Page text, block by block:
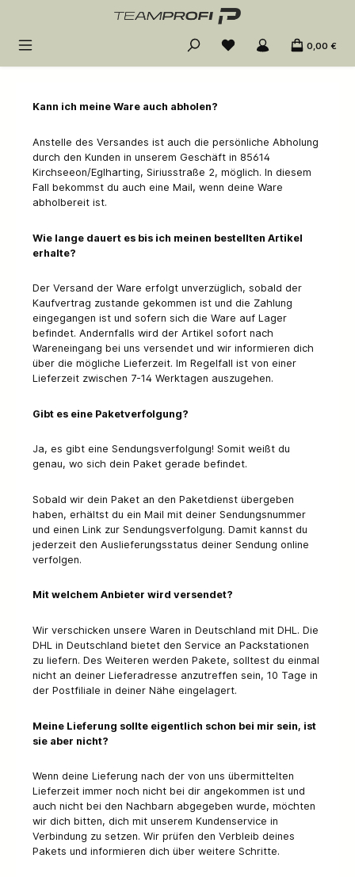
Zum Hauptinhalt springen
0,00 €
Kann ich meine Ware auch abholen?
Anstelle des Versandes ist auch die persönliche Abholung
durch den Kunden in unserem Geschäft in 85614
Kirchseeon/Eglharting, Siriusstraße 2, möglich. In diesem
Fall bekommst du auch eine Mail, wenn deine Ware
abholbereit ist.
Wie lange dauert es bis ich meinen bestellten Artikel
erhalte?
Der Versand der Ware erfolgt unverzüglich, sobald der
Kaufvertrag zustande gekommen ist und die Zahlung
eingegangen ist und sofern sich die Ware auf Lager
befindet. Andernfalls wird der Artikel sofort nach
Wareneingang bei uns versendet und wir informieren dich
über die mögliche Lieferzeit. Im Regelfall ist von einer
Lieferzeit zwischen 7-14 Werktagen auszugehen.
Gibt es eine Paketverfolgung?
Ja, es gibt eine Sendungsverfolgung! Somit weißt du
genau, wo sich dein Paket gerade befindet.
Sobald wir dein Paket an den Paketdienst übergeben
haben, erhältst du ein Mail mit deiner Sendungsnummer
und einen Link zur Sendungsverfolgung. Damit kannst du
jederzeit den Auslieferungsstatus deiner Sendung online
verfolgen.
Mit welchem Anbieter wird versendet?
Wir verschicken unsere Waren in Deutschland mit DHL. Die
DHL in Deutschland bietet den Service an Packstationen
zu liefern. Des Weiteren werden Pakete, solltest du einmal
nicht an deiner Lieferadresse anzutreffen sein, 10 Tage in
der Postfiliale in deiner Nähe eingelagert.
Meine Lieferung sollte eigentlich schon bei mir sein, ist
sie aber nicht?
Wenn deine Lieferung nach der von uns übermittelten
Lieferzeit immer noch nicht bei dir angekommen ist und
auch nicht bei den Nachbarn abgegeben wurde, möchten
wir dich bitten, dich mit unserem Kundenservice in
Verbindung zu setzen. Wir prüfen den Verbleib deines
Pakets und informieren dich über weitere Schritte.